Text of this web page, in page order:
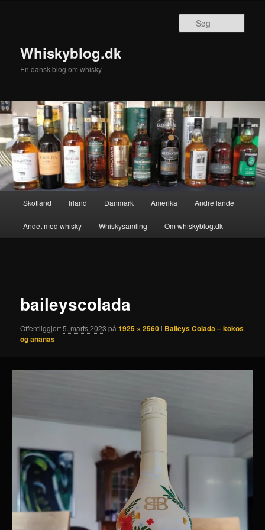
Whiskyblog.dk
En dansk blog om whisky
Skotland Irland Danmark Amerika Andre lande
Andet med whisky Whiskysamling Om whiskyblog.dk
baileyscolada
Offentliggjort5. marts 2023 på1925 × 2560i Baileys Colada – kokos
og ananas